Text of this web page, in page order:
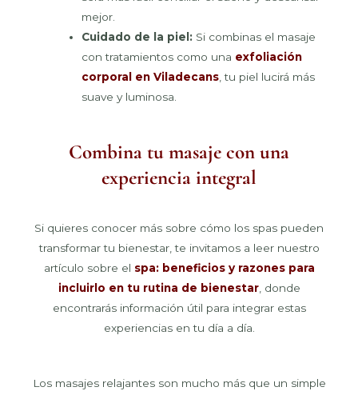
mejor.
Cuidado de la piel: Si combinas el masaje
con tratamientos como una exfoliación
corporal en Viladecans, tu piel lucirá más
suave y luminosa.
Combina tu masaje con una
experiencia integral
Si quieres conocer más sobre cómo los spas pueden
transformar tu bienestar, te invitamos a leer nuestro
artículo sobre el spa: beneficios y razones para
incluirlo en tu rutina de bienestar, donde
encontrarás información útil para integrar estas
experiencias en tu día a día.
Los masajes relajantes son mucho más que un simple